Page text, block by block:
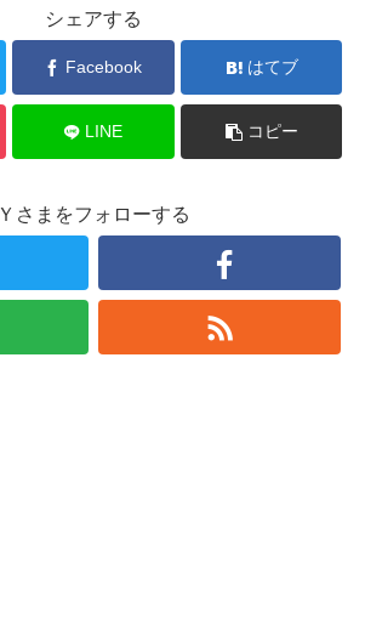
シェアする
Facebook はてブ
LINE コピー
Ｙさまをフォローする